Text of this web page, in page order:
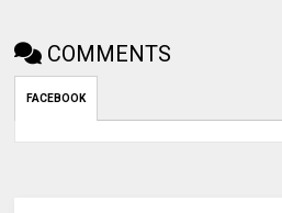
COMMENTS
FACEBOOK